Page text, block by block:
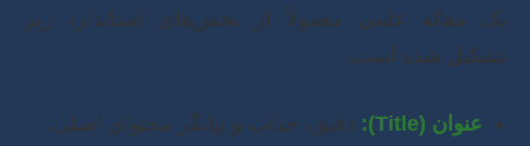
یک مقاله علمی معمولاً از بخش‌های استاندارد زیر
تشکیل شده است:
عنوان (Title):
دقیق، جذاب و بیانگر محتوای اصلی.